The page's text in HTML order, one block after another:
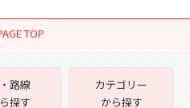
TOP
路線
探す
カテゴリー
から探す